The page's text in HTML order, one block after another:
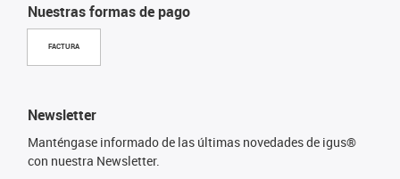
Nuestras formas de pago
FACTURA
Newsletter
Manténgase informado de las últimas novedades de igus®
con nuestra Newsletter.